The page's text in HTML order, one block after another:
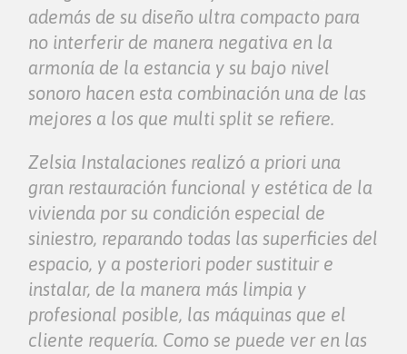
además de su diseño ultra compacto para
no interferir de manera negativa en la
armonía de la estancia y su bajo nivel
sonoro hacen esta combinación una de las
mejores a los que multi split se refiere.
Zelsia Instalaciones realizó a priori una
gran restauración funcional y estética de la
vivienda por su condición especial de
siniestro, reparando todas las superficies del
espacio, y a posteriori poder sustituir e
instalar, de la manera más limpia y
profesional posible, las máquinas que el
cliente requería. Como se puede ver en las